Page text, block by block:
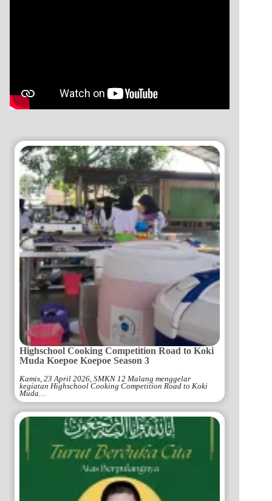
Highschool Cooking Competition Road to Koki
Muda Koepoe Koepoe Season 3
Kamis, 23 April 2026, SMKN 12 Malang menggelar
kegiatan Highschool Cooking Competition Road to Koki
Muda…